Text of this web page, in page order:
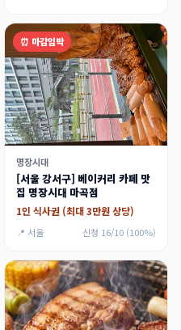
⏰ 마감임박
명장시대
[서울 강서구] 베이커리 카페 맛
집 명장시대 마곡점
1인 식사권 (최대 3만원 상당)
📍 서울 신청 16/10 (100%)